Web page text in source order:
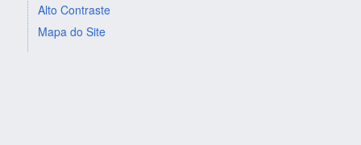
Alto Contraste
Mapa do Site